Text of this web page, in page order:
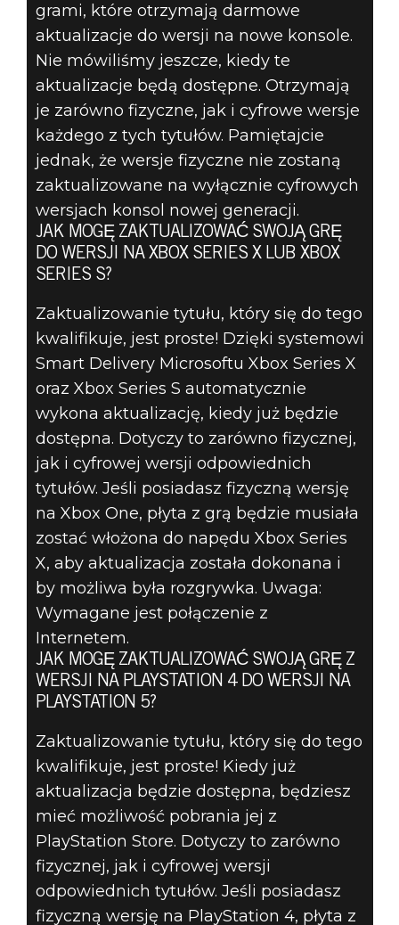
grami, które otrzymają darmowe
aktualizacje do wersji na nowe konsole.
Nie mówiliśmy jeszcze, kiedy te
aktualizacje będą dostępne. Otrzymają
je zarówno fizyczne, jak i cyfrowe wersje
każdego z tych tytułów. Pamiętajcie
jednak, że wersje fizyczne nie zostaną
zaktualizowane na wyłącznie cyfrowych
wersjach konsol nowej generacji.
JAK MOGĘ ZAKTUALIZOWAĆ SWOJĄ GRĘ
DO WERSJI NA XBOX SERIES X LUB XBOX
SERIES S?
Zaktualizowanie tytułu, który się do tego
kwalifikuje, jest proste! Dzięki systemowi
Smart Delivery Microsoftu Xbox Series X
oraz Xbox Series S automatycznie
wykona aktualizację, kiedy już będzie
dostępna. Dotyczy to zarówno fizycznej,
jak i cyfrowej wersji odpowiednich
tytułów. Jeśli posiadasz fizyczną wersję
na Xbox One, płyta z grą będzie musiała
zostać włożona do napędu Xbox Series
X, aby aktualizacja została dokonana i
by możliwa była rozgrywka. Uwaga:
Wymagane jest połączenie z
Internetem.
JAK MOGĘ ZAKTUALIZOWAĆ SWOJĄ GRĘ Z
WERSJI NA PLAYSTATION 4 DO WERSJI NA
PLAYSTATION 5?
Zaktualizowanie tytułu, który się do tego
kwalifikuje, jest proste! Kiedy już
aktualizacja będzie dostępna, będziesz
mieć możliwość pobrania jej z
PlayStation Store. Dotyczy to zarówno
fizycznej, jak i cyfrowej wersji
odpowiednich tytułów. Jeśli posiadasz
fizyczną wersję na PlayStation 4, płyta z